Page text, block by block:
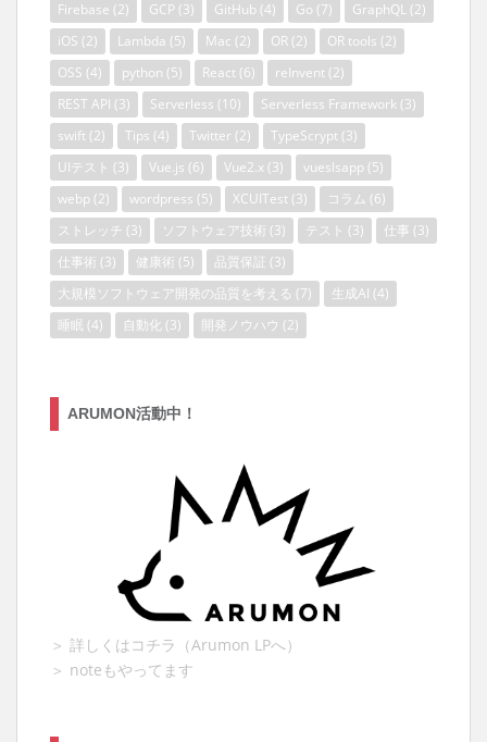
Firebase (2) GCP (3) GitHub (4) Go (7) GraphQL (2)
iOS (2) Lambda (5) Mac (2) OR (2) OR tools (2)
OSS (4) python (5) React (6) reInvent (2)
REST API (3) Serverless (10) Serverless Framework (3)
swift (2) Tips (4) Twitter (2) TypeScrypt (3)
UIテスト (3) Vue.js (6) Vue2.x (3) vueslsapp (5)
webp (2) wordpress (5) XCUITest (3) コラム (6)
ストレッチ (3) ソフトウェア技術 (3) テスト (3) 仕事 (3)
仕事術 (3) 健康術 (5) 品質保証 (3)
大規模ソフトウェア開発の品質を考える (7) 生成AI (4)
睡眠 (4) 自動化 (3) 開発ノウハウ (2)
ARUMON活動中！
＞ 詳しくはコチラ（Arumon LPへ）
＞ noteもやってます